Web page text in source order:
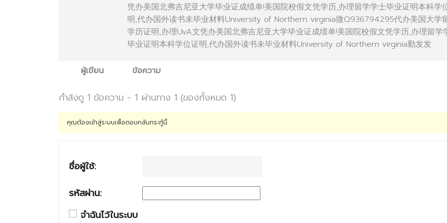
凭办美国北弗吉尼亚大学毕业证成绩单!美国院校假文凭学历,办理留学学士毕业证明本科学
明,代办国外读书未毕业材料University of Northern virginia微Q936794295代办美国大学
学历证明,办理UvA文凭办美国北弗吉尼亚大学毕业证成绩单!美国院校假文凭学历,办理留学
毕业证明本科学位证明,代办国外读书未毕业材料University of Northern virginia勤发发
ผู้เขียน ข้อความ
กำลังดู 1 ข้อความ - 1 ผ่านทาง 1 (ของทั้งหมด 1)
คุณต้องเข้าสู่ระบบเพื่อตอบกลับกระทู้นี้
ชื่อผู้ใช้:
รหัสผ่าน:
จำฉันไว้ในระบบ